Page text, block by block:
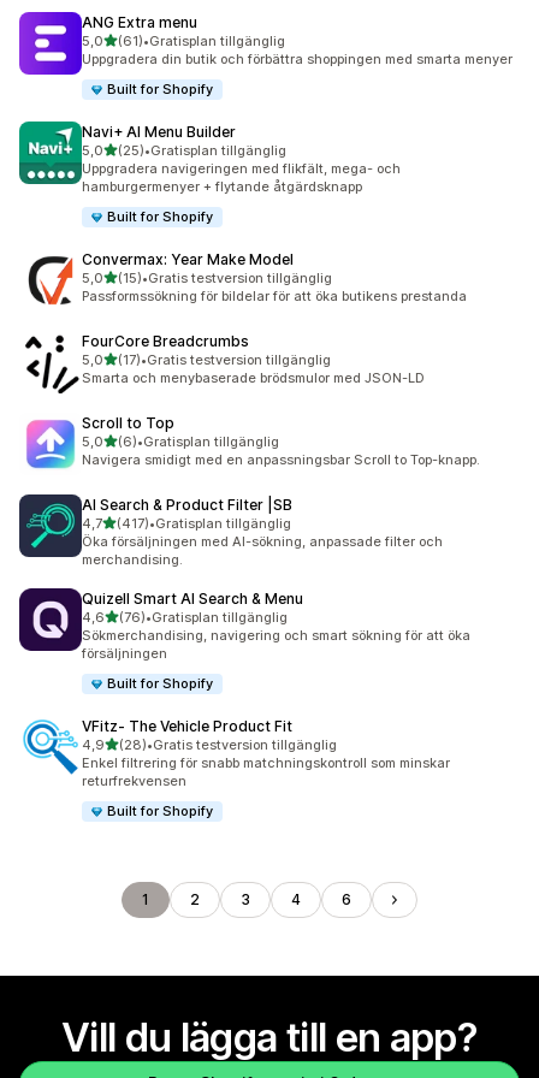
ANG Extra menu
5,0av 5 stjärnor
(61)
61 recensioner totalt
•Gratisplan tillgänglig
Uppgradera din butik och förbättra shoppingen med smarta menyer
Built for Shopify
Navi+ AI Menu Builder
5,0av 5 stjärnor
(25)
25 recensioner totalt
•Gratisplan tillgänglig
Uppgradera navigeringen med flikfält, mega- och
hamburgermenyer + flytande åtgärdsknapp
Built for Shopify
Convermax: Year Make Model
5,0av 5 stjärnor
(15)
15 recensioner totalt
•Gratis testversion tillgänglig
Passformssökning för bildelar för att öka butikens prestanda
FourCore Breadcrumbs
5,0av 5 stjärnor
(17)
17 recensioner totalt
•Gratis testversion tillgänglig
Smarta och menybaserade brödsmulor med JSON-LD
Scroll to Top
5,0av 5 stjärnor
(6)
6 recensioner totalt
•Gratisplan tillgänglig
Navigera smidigt med en anpassningsbar Scroll to Top-knapp.
AI Search & Product Filter |SB
4,7av 5 stjärnor
(417)
417 recensioner totalt
•Gratisplan tillgänglig
Öka försäljningen med AI-sökning, anpassade filter och
merchandising.
Quizell Smart AI Search & Menu
4,6av 5 stjärnor
(76)
76 recensioner totalt
•Gratisplan tillgänglig
Sökmerchandising, navigering och smart sökning för att öka
försäljningen
Built for Shopify
VFitz‑ The Vehicle Product Fit
4,9av 5 stjärnor
(28)
28 recensioner totalt
•Gratis testversion tillgänglig
Enkel filtrering för snabb matchningskontroll som minskar
returfrekvensen
Built for Shopify
1 2 3 4 6
Vill du lägga till en app?